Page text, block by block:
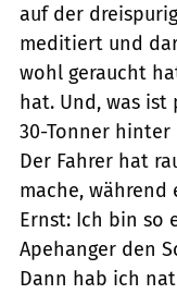
auf der
meditiert und
wohl geraucht
hat. Und, was
30-Tonner hinter
Der Fahrer hat
mache,
Ernst: Ich bin so
Apehanger den
Dann hab ich